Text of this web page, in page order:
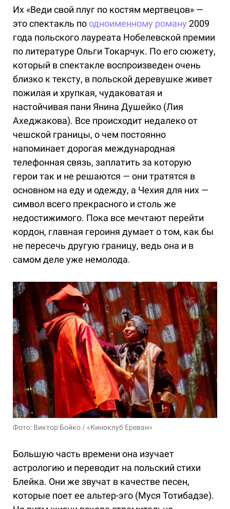
Их «Веди свой плуг по костям мертвецов» —
это спектакль поодноименному роману 2009
года польского лауреата Нобелевской премии
по литературе Ольги Токарчук. По его сюжету,
который в спектакле воспроизведен очень
близко к тексту, в польской деревушке живет
пожилая и хрупкая, чудаковатая и
настойчивая пани Янина Душейко (Лия
Ахеджакова). Все происходит недалеко от
чешской границы, о чем постоянно
напоминает дорогая международная
телефонная связь, заплатить за которую
герои так и не решаются — они тратятся в
основном на еду и одежду, а Чехия для них —
символ всего прекрасного и столь же
недостижимого. Пока все мечтают перейти
кордон, главная героиня думает о том, как бы
не пересечь другую границу, ведь она и в
самом деле уже немолода.
Фото: Виктор Бойко / «Киноклуб Ереван»
Большую часть времени она изучает
астрологию и переводит на польский стихи
Блейка. Они же звучат в качестве песен,
которые поет ее альтер-эго (Муся Тотибадзе).